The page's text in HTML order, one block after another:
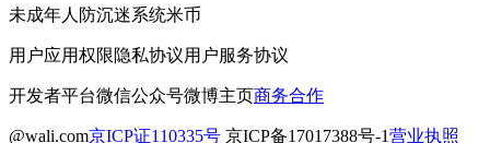
未成年人防沉迷系统米币
用户应用权限隐私协议用户服务协议
开发者平台微信公众号微博主页商务合作
@wali.com京ICP证110335号 京ICP备17017388号-1营业执照